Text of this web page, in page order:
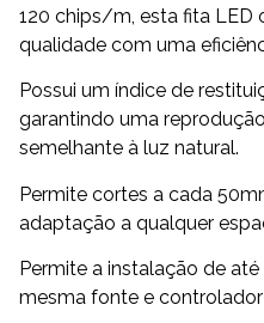
120 chips/m, esta fita LED
qualidade com uma
Possui um índice de
garantindo uma
semelhante à luz natural.
Permite cortes a cada
adaptação a qualquer
Permite a instalação de
mesma fonte e